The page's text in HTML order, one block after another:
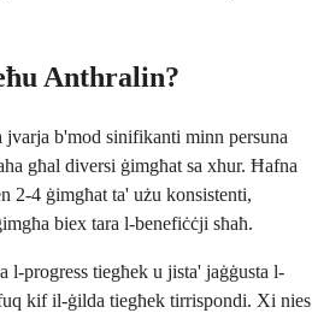
Anthralin?
b'mod sinifikanti minn persuna
għal diversi ġimgħat sa xhur. Ħafna
2-4 ġimgħat ta' użu konsistenti,
biex tara l-benefiċċji sħaħ.
l-progress tiegħek u jista' jaġġusta l-
kif il-ġilda tiegħek tirrispondi. Xi nies